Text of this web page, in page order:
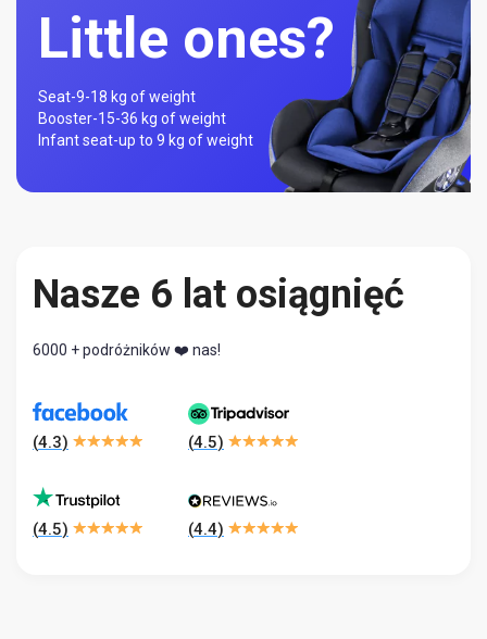
Little ones?
Seat-9-18 kg of weight
Booster-15-36 kg of weight
Infant seat-up to 9 kg of weight
Nasze 6 lat osiągnięć
6000 + podróżników ❤️ nas!
(4.3) (4.5)
(4.5) (4.4)